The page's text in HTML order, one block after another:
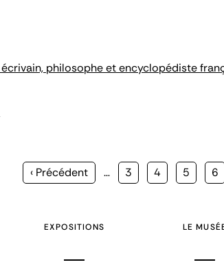
philosophe et encyclopédiste
Page
‹ Précédent … Page
3 Page
4 Page
5 6
EXPOSITIONS LE